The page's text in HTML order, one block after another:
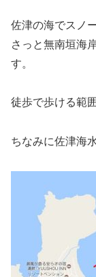
佐津の海でスノ
さっと無南垣海
す。
徒歩で歩ける範
ちなみに佐津海